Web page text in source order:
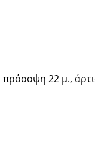
πρόσοψη 22 μ.,